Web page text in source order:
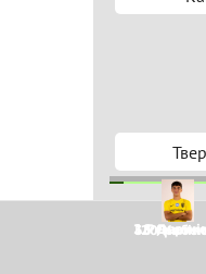
2
18
55
20